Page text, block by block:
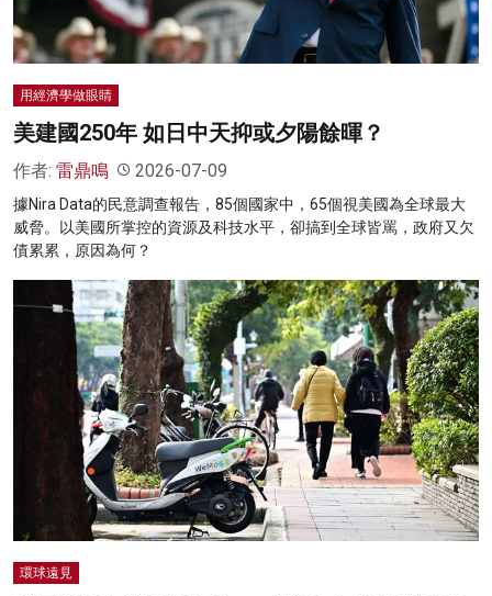
用經濟學做眼睛
美建國250年 如日中天抑或夕陽餘暉？
作者: 雷鼎鳴 2026-07-09
據Nira Data的民意調查報告，85個國家中，65個視美國為全球最大
威脅。以美國所掌控的資源及科技水平，卻搞到全球皆罵，政府又欠
債累累，原因為何？
環球遠見